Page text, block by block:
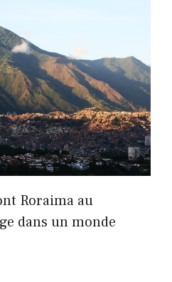
Roraima au
dans un monde